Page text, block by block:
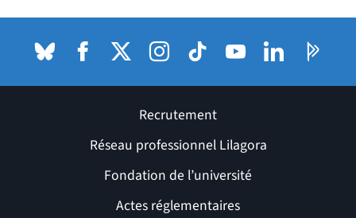
Bluesky
(nouvelle fenêtre)
Facebook
(nouvelle fenêtre)
X (anciennement Twitter) de l'Université
Instagram
(nouvelle fenêtre)
TikTok
(nouvelle fenêtre)
Youtube
(nouvelle fenêtre)
LinkedIn
(nouvellePages
Recrutement
Réseau professionnel Lilagora
Fondation de l’université
Actes réglementaires